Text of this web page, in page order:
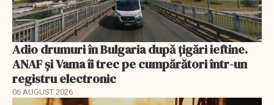
Adio drumuri în Bulgaria după țigări ieftine.
ANAF și Vama îi trec pe cumpărători într-un
registru electronic
06 AUGUST 2026